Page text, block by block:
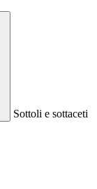
Sottoli e sottaceti